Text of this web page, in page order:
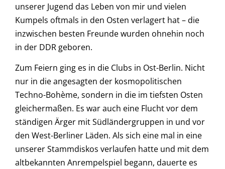
unserer Jugend das Leben von mir und vielen
Kumpels oftmals in den Osten verlagert hat – die
inzwischen besten Freunde wurden ohnehin noch
in der DDR geboren.
Zum Feiern ging es in die Clubs in Ost-Berlin. Nicht
nur in die angesagten der kosmopolitischen
Techno-Bohème, sondern in die im tiefsten Osten
gleichermaßen. Es war auch eine Flucht vor dem
ständigen Ärger mit Südländergruppen in und vor
den West-Berliner Läden. Als sich eine mal in eine
unserer Stammdiskos verlaufen hatte und mit dem
altbekannten Anrempelspiel begann, dauerte es